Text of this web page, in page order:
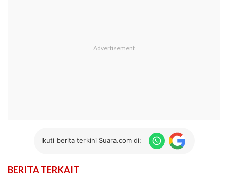
Ikuti berita terkini Suara.com di:
BERITA TERKAIT